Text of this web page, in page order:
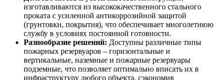
изготавливаются из высококачественного стального
проката с усиленной антикоррозийной защитой
(грунтовки, покрытия), что обеспечивает многолетнюю
службу в условиях постоянной готовности.
Разнообразие решений: Доступны различные типы
пожарных резервуаров – горизонтальные и
вертикальные, наземные и пожарные резервуары
подземные, что позволяет оптимально вписать их в
инфраструктуру любого объекта, сэкономив